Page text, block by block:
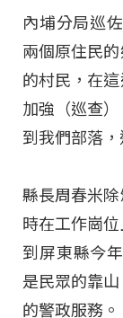
內埔分局巡
兩個原住民
的村民，在
加強（巡查
到我們部落，
縣長周春米
時在工作崗
到屏東縣今
是民眾的靠
的警政服務。